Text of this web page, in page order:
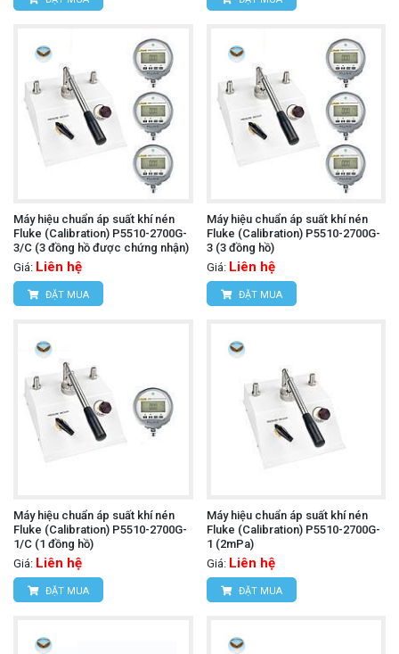
Máy hiệu chuẩn áp suất khí nén
Fluke (Calibration) P5510-2700G-
3/C (3 đồng hồ được chứng nhận)
Giá: Liên hệ
ĐẶT MUA
Máy hiệu chuẩn áp suất khí nén
Fluke (Calibration) P5510-2700G-
3 (3 đồng hồ)
Giá: Liên hệ
ĐẶT MUA
Máy hiệu chuẩn áp suất khí nén
Fluke (Calibration) P5510-2700G-
1/C (1 đồng hồ)
Giá: Liên hệ
ĐẶT MUA
Máy hiệu chuẩn áp suất khí nén
Fluke (Calibration) P5510-2700G-
1 (2mPa)
Giá: Liên hệ
ĐẶT MUA